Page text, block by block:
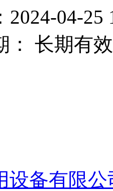
2024-04-25
： 长期有效
设备有限公